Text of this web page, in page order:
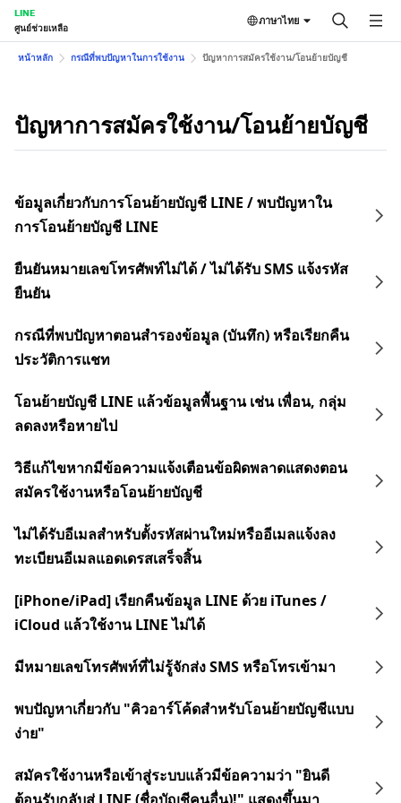
LINE
ศูนย์ช่วยเหลือ
ภาษาไทย
หน้าหลัก กรณีที่พบปัญหาในการใช้งาน ปัญหาการสมัครใช้งาน/โอนย้ายบัญชี
ปัญหาการสมัครใช้งาน/โอนย้ายบัญชี
ข้อมูลเกี่ยวกับการโอนย้ายบัญชี LINE / พบปัญหาใน
การโอนย้ายบัญชี LINE
ยืนยันหมายเลขโทรศัพท์ไม่ได้ / ไม่ได้รับ SMS แจ้งรหัส
ยืนยัน
กรณีที่พบปัญหาตอนสำรองข้อมูล (บันทึก) หรือเรียกคืน
ประวัติการแชท
โอนย้ายบัญชี LINE แล้วข้อมูลพื้นฐาน เช่น เพื่อน, กลุ่ม
ลดลงหรือหายไป
วิธีแก้ไขหากมีข้อความแจ้งเตือนข้อผิดพลาดแสดงตอน
สมัครใช้งานหรือโอนย้ายบัญชี
ไม่ได้รับอีเมลสำหรับตั้งรหัสผ่านใหม่หรืออีเมลแจ้งลง
ทะเบียนอีเมลแอดเดรสเสร็จสิ้น
[iPhone/iPad] เรียกคืนข้อมูล LINE ด้วย iTunes /
iCloud แล้วใช้งาน LINE ไม่ได้
มีหมายเลขโทรศัพท์ที่ไม่รู้จักส่ง SMS หรือโทรเข้ามา
พบปัญหาเกี่ยวกับ "คิวอาร์โค้ดสำหรับโอนย้ายบัญชีแบบ
ง่าย"
สมัครใช้งานหรือเข้าสู่ระบบแล้วมีข้อความว่า "ยินดี